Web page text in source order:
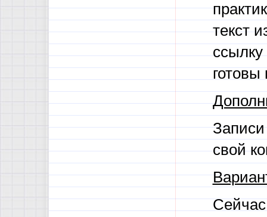
текст
готовы
свой
Сейчас